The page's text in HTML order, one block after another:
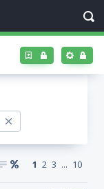
1 2 3 ... 10